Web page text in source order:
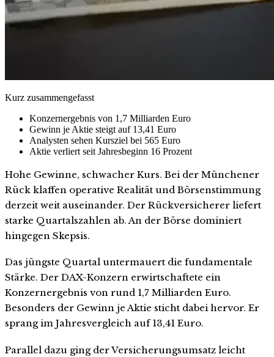
Kurz zusammengefasst
Konzernergebnis von 1,7 Milliarden Euro
Gewinn je Aktie steigt auf 13,41 Euro
Analysten sehen Kursziel bei 565 Euro
Aktie verliert seit Jahresbeginn 16 Prozent
Hohe Gewinne, schwacher Kurs. Bei der Münchener
Rück klaffen operative Realität und Börsenstimmung
derzeit weit auseinander. Der Rückversicherer liefert
starke Quartalszahlen ab. An der Börse dominiert
hingegen Skepsis.
Das jüngste Quartal untermauert die fundamentale
Stärke. Der DAX-Konzern erwirtschaftete ein
Konzernergebnis von rund 1,7 Milliarden Euro.
Besonders der Gewinn je Aktie sticht dabei hervor. Er
sprang im Jahresvergleich auf 13,41 Euro.
Parallel dazu ging der Versicherungsumsatz leicht